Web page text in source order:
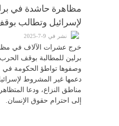
مظاهرة حاشدة في
لإسرائيل وتطالب
نشر في 9-7-2025
خرج عشرات الآلاف في
برلين للمطالبة بوقف
وصفوها تواطؤ الحكومة
دعمها غير المشروط
مناطق النزاع، ودعا
إلى احترام حقوق الإنسان.